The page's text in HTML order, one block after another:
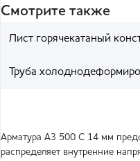
Смотрите также
Лист горячекатаный
Труба
Арматура А3 500 С 14 мм
распределяет внутренние